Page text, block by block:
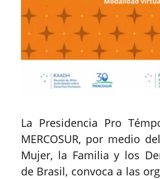
La Presidencia Pro
MERCOSUR, por medio
Mujer, la Familia y los
de Brasil, convoca a las